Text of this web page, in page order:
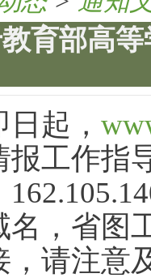
育部高
日起，
报工作指
名，省图
，请注意